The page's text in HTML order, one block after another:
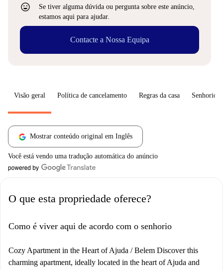
sentiment_very_satisfied
Se tiver alguma dúvida ou pergunta sobre este anúncio,
estamos aqui para ajudar.
Contacte a Nossa Equipa
Visão geral Política de cancelamento Regras da casa Senhorio
Mostrar conteúdo original em Inglês
Você está vendo uma tradução automática do anúncio
O que esta propriedade oferece?
Como é viver aqui de acordo com o senhorio
Cozy Apartment in the Heart of Ajuda / Belem Discover this
charming apartment, ideally located in the heart of Ajuda and